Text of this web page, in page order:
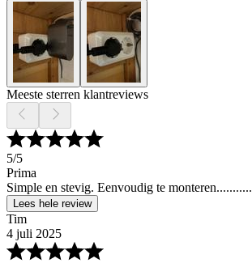
Meeste sterren klantreviews
5/5
Prima
Simple en stevig. Eenvoudig te monteren...........
Lees hele review
Tim
4 juli 2025